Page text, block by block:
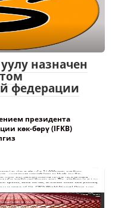
назначен
федерации
президента
көк-бөрү (IFKB)